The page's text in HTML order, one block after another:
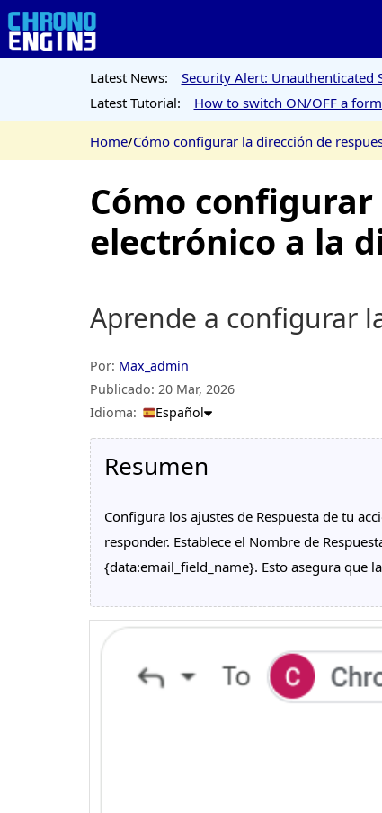
Latest News:
Security Alert: Unauthenticated
Latest Tutorial:
How to switch ON/OFF a
Home/Cómo configurar la dirección de
Cómo
electrónico a la
Aprende a configurar
Por: Max_admin
Publicado: 20 Mar, 2026
Idioma:
Español
Resumen
Configura los ajustes de Respuesta de tu
responder. Establece el Nombre de
{data:email_field_name}. Esto asegura que